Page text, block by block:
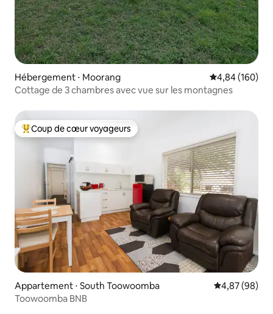
Hébergement ⋅ Moorang Évaluation
4,84 (160)
Cottage de 3 chambres avec vue sur les montagnes
Coups de cœur voyageurs les plus appréciés
Coup de cœur voyageurs
Appartement ⋅ South Toowoomba Évaluation
4,87 (98)
Toowoomba BNB